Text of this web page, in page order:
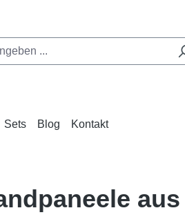
Sets Blog Kontakt